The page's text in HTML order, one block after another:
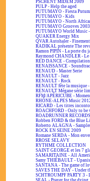
PSCHENT MIDEM 2009
PULP - Help the aged
PUTUMAYO - Fiesta
PUTUMAYO - Kids
PUTUMAYO - North
PUTUMAYO Grooves 2003
PUTUMAYO World Music
QUAKER Energy Mix
QVAR Autohaler -
RADIKAL présente The
Ramon PIPIN - La porte du
Raymond CHANDLER - Le
RED DANCE -
RENAISSANCE -
RENAUD - Master Serie
RENAULT - Jazz
RENAULT - Rock
RENAULT fête la musique
RENAULT Mégane série
RFM/APÉRICUBE -
RHÔNE-ALPES Music
RICARD - Les titres
ROACHFORD - Only to be
ROADRUNNER
Robben FORD & the Blue
Roberto ALAGNA -
ROCK EN SEINE 2009
Romane SERDA - Mon
RROSE SELAVY
RYTHME COLLECTION
SAINT GEORGE et les 7
SAMARITAINE - All
Samy THIÉBAULT -
SANTANA - The game of
SAVES THE DAY - Under
SCHTROUMPF PARTY 3 -
SEAL - Prayer for the dying